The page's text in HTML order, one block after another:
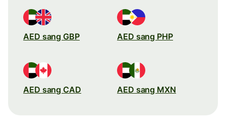
AED sang GBP AED sang PHP
AED sang CAD AED sang MXN